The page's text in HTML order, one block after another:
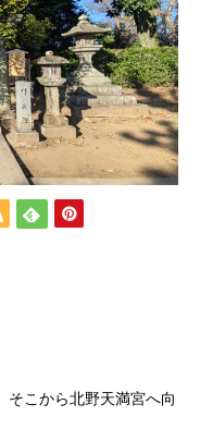
そこから北野天満宮へ向